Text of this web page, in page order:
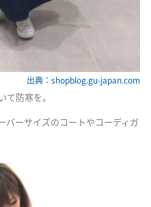
出典：shopblog.gu-japan.com
防寒を。
バーサイズのコートやコーディガ